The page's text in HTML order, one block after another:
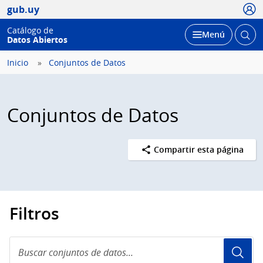
gub.uy
Catálogo de
Datos Abiertos
Desplegar
Menú Abrir
Inicio Conjuntos de Datos
Conjuntos de Datos
Compartir esta página
Filtros
conjuntos